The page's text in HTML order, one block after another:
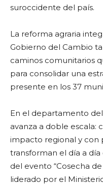
suroccidente del país.
La reforma agraria
Gobierno del Cambio
caminos comunitarios
para consolidar una
presente en los 37
En el departamento
avanza a doble escala:
impacto regional y con
transforman el día a día
del evento “Cosecha
liderado por el